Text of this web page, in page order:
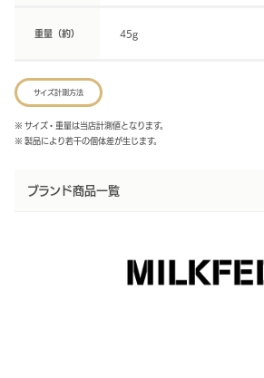
重量（約） 45g
サイズ計測方法
※ サイズ・重量は当店計測値となります。
※ 製品により若干の個体差が生じます。
ブランド商品一覧